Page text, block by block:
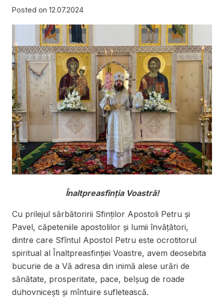
Posted on 12.07.2024
Înaltpreasfinţia Voastră!
Cu prilejul sărbătoririi Sfinţilor Apostoli Petru şi
Pavel, căpeteniile apostolilor şi lumii învăţători,
dintre care Sfîntul Apostol Petru este ocrotitorul
spiritual al Înaltpreasfinţiei Voastre, avem deosebita
bucurie de a Vă adresa din inimă alese urări de
sănătate, prosperitate, pace, belșug de roade
duhovnicești și mîntuire sufletească.